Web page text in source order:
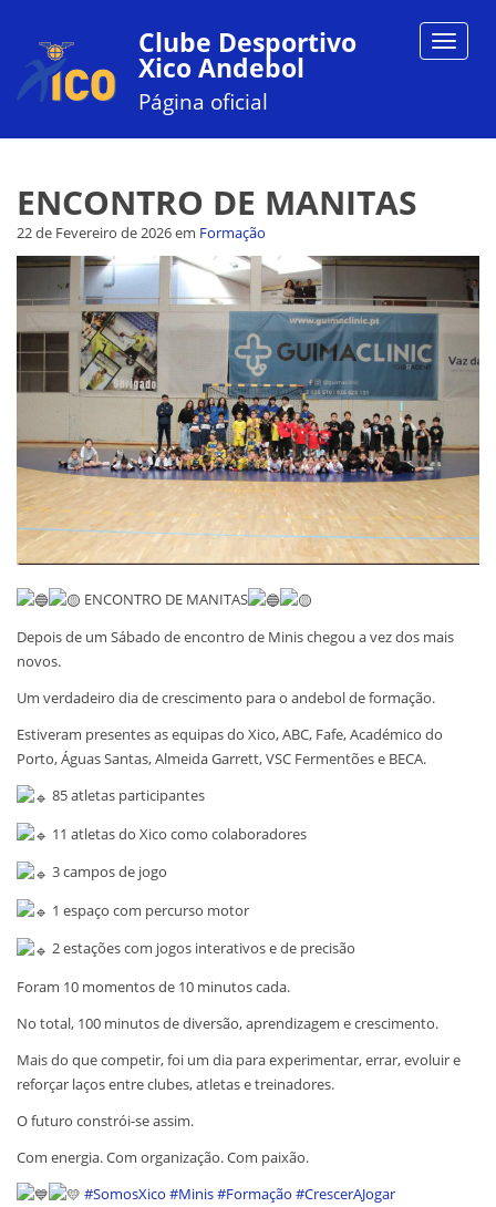
Toggle
Clube Desportivo
Xico Andebol
Página oficial
ENCONTRO DE MANITAS
22 de Fevereiro de 2026em Formação
ENCONTRO DE MANITAS
Depois de um Sábado de encontro de Minis chegou a vez dos mais
novos.
Um verdadeiro dia de crescimento para o andebol de formação.
Estiveram presentes as equipas do Xico, ABC, Fafe, Académico do
Porto, Águas Santas, Almeida Garrett, VSC Fermentões e BECA.
85 atletas participantes
11 atletas do Xico como colaboradores
3 campos de jogo
1 espaço com percurso motor
2 estações com jogos interativos e de precisão
Foram 10 momentos de 10 minutos cada.
No total, 100 minutos de diversão, aprendizagem e crescimento.
Mais do que competir, foi um dia para experimentar, errar, evoluir e
reforçar laços entre clubes, atletas e treinadores.
O futuro constrói-se assim.
Com energia. Com organização. Com paixão.
#SomosXico #Minis#Formação #CrescerAJogar